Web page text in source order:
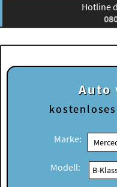
Hotline
Auto
kostenloses
Marke:
Modell: